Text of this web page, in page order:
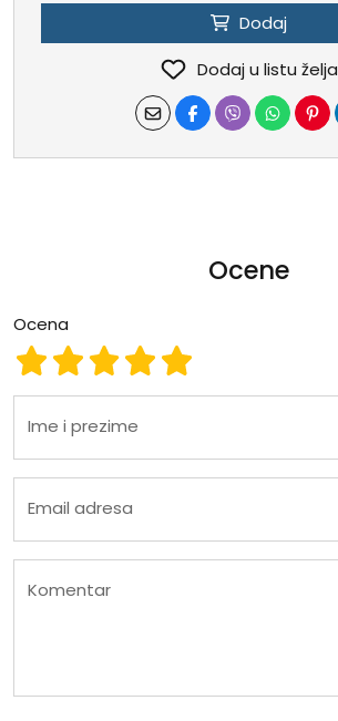
Dodaj
Dodaj u listu želja
Ocene
Ocena
Ocena 5
Ocena 4
Ocena 3
Ocena 2
Ocena 1
Ime i prezime
Email adresa
Komentar